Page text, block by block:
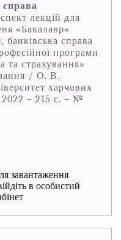
лекцій для
«Бакалавр»
банківська справа
програми
та страхування»
/ О. В.
харчових
– 215 с. – №
завантаження
в особистий